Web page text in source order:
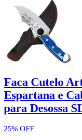
Faca Cutelo
Espartana e
para Desossa
25% OFF